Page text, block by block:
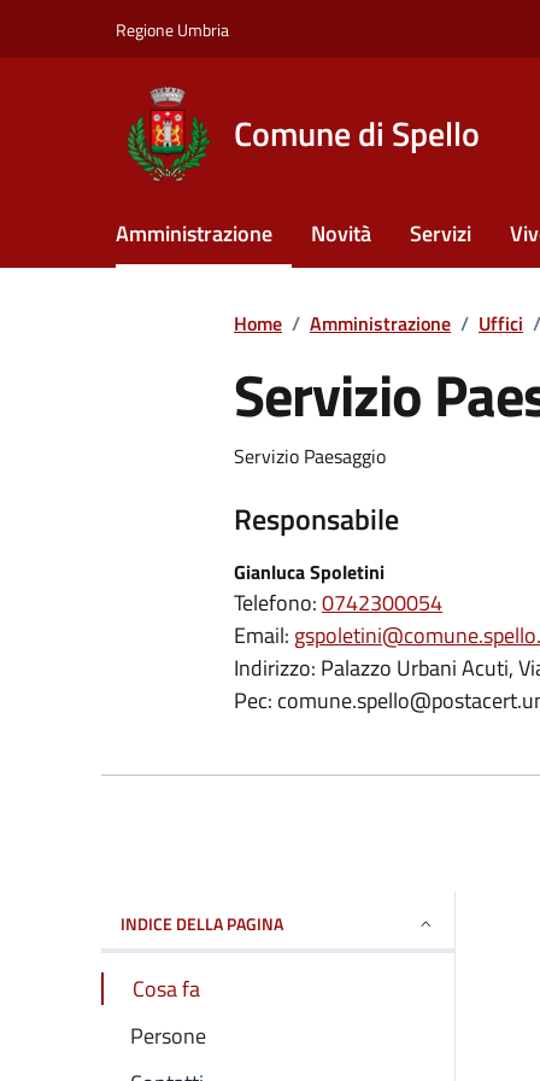
Regione Umbria
Comune di Spello
Amministrazione Novità Servizi
Home / Amministrazione / Uffici /
Servizio
Servizio Paesaggio
Responsabile
Gianluca Spoletini
Telefono:0742300054
Email:
Indirizzo: Palazzo Urbani Acuti,
Pec:
INDICE DELLA PAGINA
Cosa fa
Persone